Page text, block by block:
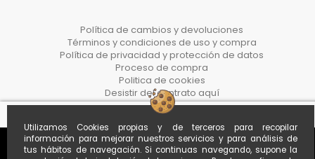
Utilizamos Cookies propias y de terceros para recopilar
información para mejorar nuestros servicios y para análisis de
tus hábitos de navegación. Si continuas navegando, supone la
Política de cambios y devoluciones
Términos y condiciones de uso y compra
Política de privacidad y protección de datos
Proceso de compra
Politica de cookies
Desistir del contrato aquí